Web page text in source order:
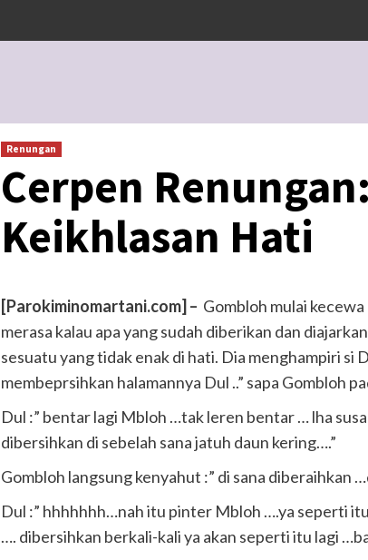
Renungan
Cerpen
Keikhlasan Hati
[Parokiminomartani.com] – Gombloh mulai
merasa kalau apa yang sudah diberikan dan
sesuatu yang tidak enak di hati. Dia menghampiri si
membeprsihkan halamannya Dul ..” sapa Gombloh
Dul :” bentar lagi Mbloh …tak leren bentar … lha
dibersihkan di sebelah sana jatuh daun kering….”
Gombloh langsung kenyahut :” di sana diberaihkan
Dul :” hhhhhhh…nah itu pinter Mbloh ….ya seperti
…. dibersihkan berkali-kali ya akan seperti itu lagi